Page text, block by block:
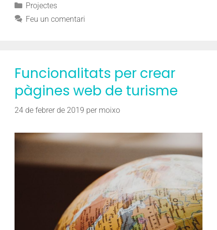
Projectes
Feu un comentari
Funcionalitats per crear
pàgines web de turisme
24 de febrer de 2019 per moixo